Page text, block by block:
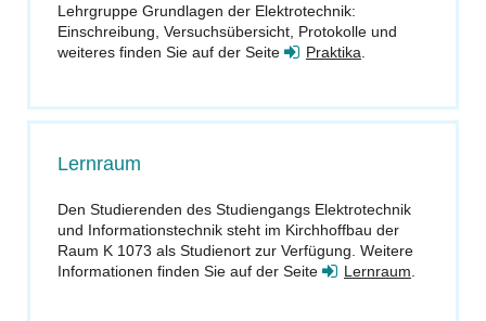
Lehrgruppe Grundlagen der Elektrotechnik:
Einschreibung, Versuchsübersicht, Protokolle und
weiteres finden Sie auf der Seite
Praktika
Lernraum
Den Studierenden des Studiengangs Elektrotechnik
und Informationstechnik steht im Kirchhoffbau der
Raum K 1073 als Studienort zur Verfügung. Weitere
Informationen finden Sie auf der Seite
Lernraum